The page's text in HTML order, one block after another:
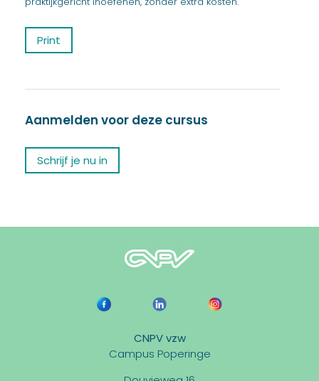
Print
Aanmelden voor deze cursus
Schrijf je nu in
CNPV vzw
Campus Poperinge